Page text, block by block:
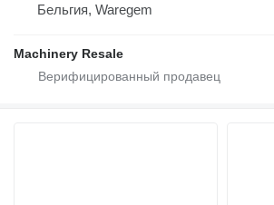
Бельгия, Waregem
Machinery Resale